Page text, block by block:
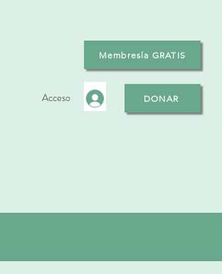
Membresía GRATIS
Acceso DONAR